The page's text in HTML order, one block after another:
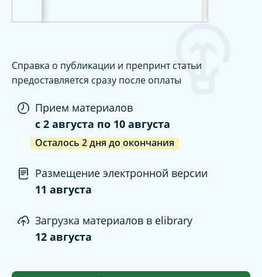
Справка о публикации и препринт статьи
предоставляется сразу после оплаты
Прием материалов
c 2 августа по 10 августа
Осталось 2дня до окончания
Размещение электронной версии
11 августа
Загрузка материалов в elibrary
12 августа